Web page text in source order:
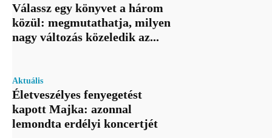
Válassz egy könyvet a három
közül: megmutathatja, milyen
nagy változás közeledik az...
Aktuális
Életveszélyes fenyegetést
kapott Majka: azonnal
lemondta erdélyi koncertjét